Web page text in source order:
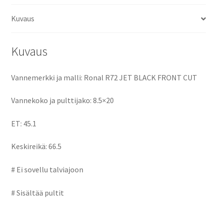
o
Kuvaus
Kuvaus
Vannemerkki ja malli: Ronal R72 JET BLACK FRONT CUT
Vannekoko ja pulttijako: 8.5×20
ET: 45.1
Keskireikä: 66.5
# Ei sovellu talviajoon
# Sisältää pultit